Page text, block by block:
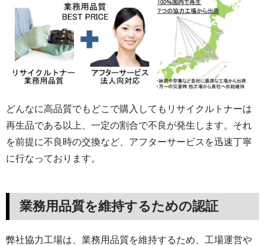
どんなに高品質でもどこで購入してもリサイクルトナーは
再生品である以上、一定の割合で不良が発生します。それ
を前提に不良時の交換など、アフターサービスを迅速丁寧
に行なっております。
業務用品質を維持するための認証
弊社協力工場は、業務用品質を維持するため、工場運営や